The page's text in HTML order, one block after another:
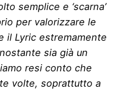
semplice e ‘scarna’
per valorizzare le
il Lyric estremamente
sia già un
resi conto che
volte, soprattutto a